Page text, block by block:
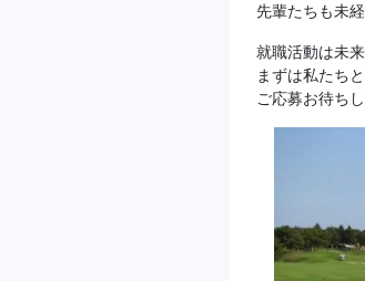
先輩たちも未
就職活動は未
まずは私たち
ご応募お待ち